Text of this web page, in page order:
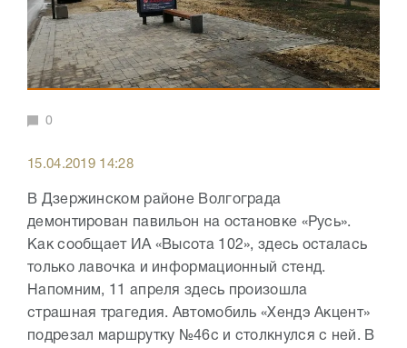
0
15.04.2019 14:28
В Дзержинском районе Волгограда
демонтирован павильон на остановке «Русь».
Как сообщает ИА «Высота 102», здесь осталась
только лавочка и информационный стенд.
Напомним, 11 апреля здесь произошла
страшная трагедия. Автомобиль «Хендэ Акцент»
подрезал маршрутку №46с и столкнулся с ней. В